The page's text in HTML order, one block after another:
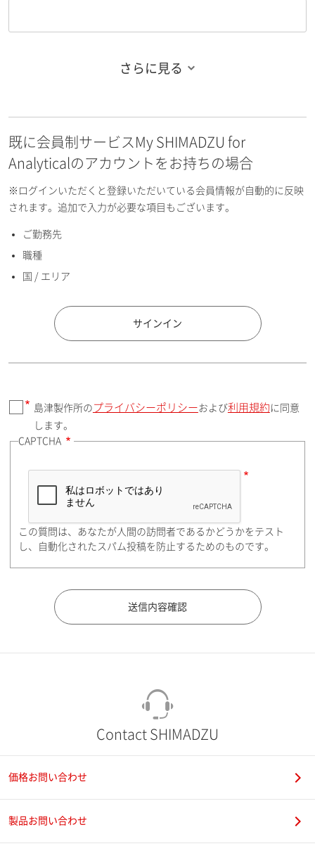
お名前フリガナ（名）
E-mailアドレス（半角英数）
国 / エリア
郵便番号（勤務先）
住所検索
都道府県（勤務先）
さらに見る
既に会員制サービスMy SHIMADZU for
Analyticalのアカウントをお持ちの場合
※ログインいただくと登録いただいている会員情報が自動的に反映
されます。追加で入力が必要な項目もございます。
ご勤務先
職種
国 / エリア
サインイン
島津製作所の プライバシーポリシーおよび利用規約 に同意
します。
CAPTCHA
この質問は、あなたが人間の訪問者であるかどうかをテスト
し、自動化されたスパム投稿を防止するためのものです。
Contact SHIMADZU
価格お問い合わせ
製品お問い合わせ